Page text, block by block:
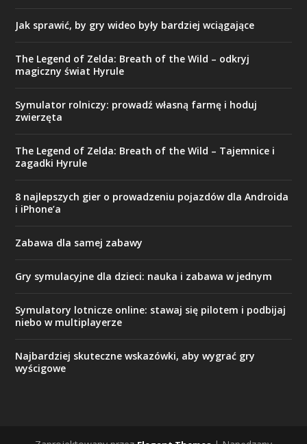
Jak sprawić, by gry wideo były bardziej wciągające
The Legend of Zelda: Breath of the Wild – odkryj
magiczny świat Hyrule
Symulator rolniczy: prowadź własną farmę i hoduj
zwierzęta
The Legend of Zelda: Breath of the Wild – Tajemnice i
zagadki Hyrule
8 najlepszych gier o prowadzeniu pojazdów dla Androida
i iPhone’a
Zabawa dla samej zabawy
Gry symulacyjne dla dzieci: nauka i zabawa w jednym
Symulatory lotnicze online: stawaj się pilotem i podbijaj
niebo w multiplayerze
Najbardziej skuteczne wskazówki, aby wygrać gry
wyścigowe